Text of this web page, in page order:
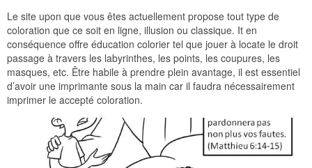
Le site upon que vous êtes actuellement propose tout type de
coloration que ce soit en ligne, illusion ou classique. It en
conséquence offre éducation colorier tel que jouer à locate le droit
passage à travers les labyrinthes, les points, les coupures, les
masques, etc. Être habile à prendre plein avantage, il est essentiel
d’avoir une imprimante sous la main car il faudra nécessairement
imprimer le accepté coloration.